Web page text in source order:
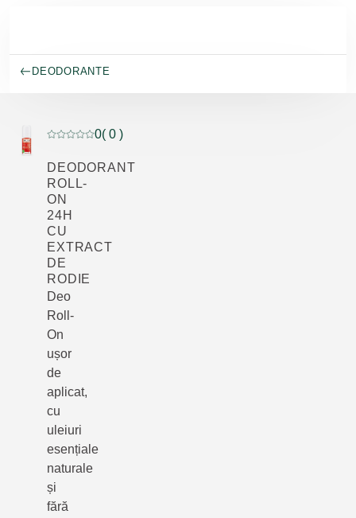
DEODORANTE
Evaluare curentă: 0 din 5 stele evaluat de 0 clienți
0( 0 )
DEODORANT
ROLL-
ON
24H
CU
EXTRACT
DE
RODIE
Deo
Roll-
On
ușor
de
aplicat,
cu
uleiuri
esențiale
naturale
și
fără